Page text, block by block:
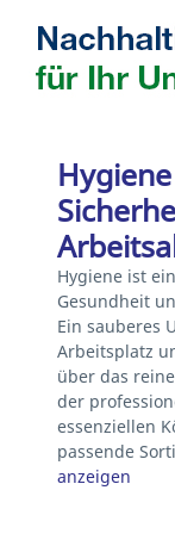
Hygiene ist
Gesundheit
Ein sauberes
Arbeitsplatz
über das
der
essenziellen
passende
anzeigen